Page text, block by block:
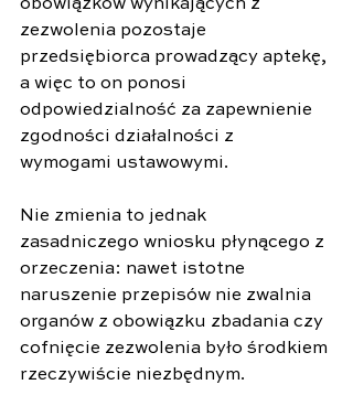
obowiązków wynikających z
zezwolenia pozostaje
przedsiębiorca prowadzący aptekę,
a więc to on ponosi
odpowiedzialność za zapewnienie
zgodności działalności z
wymogami ustawowymi.
Nie zmienia to jednak
zasadniczego wniosku płynącego z
orzeczenia: nawet istotne
naruszenie przepisów nie zwalnia
organów z obowiązku zbadania czy
cofnięcie zezwolenia było środkiem
rzeczywiście niezbędnym.